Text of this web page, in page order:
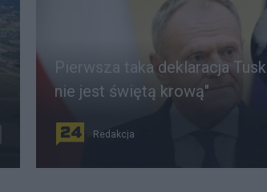
Pierwsza taka deklaracja
nie jest świętą krową"
Redakcja